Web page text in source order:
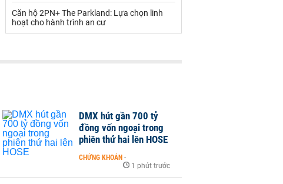
Xi măng - Clynker
Căn hộ 2PN+ The Parkland: Lựa chọn linh
hoạt cho hành trình an cư
DMX hút gần 700 tỷ
đồng vốn ngoại trong
phiên thứ hai lên HOSE
CHỨNG KHOÁN -
1 phút trước